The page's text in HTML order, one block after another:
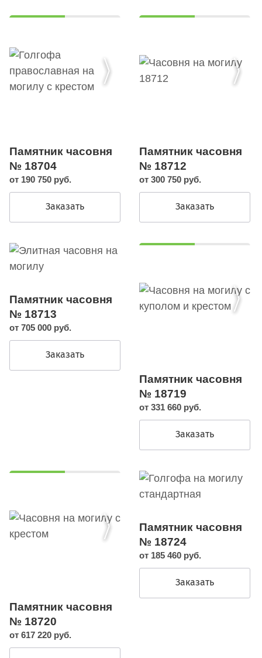
Памятник часовня
№ 18704
от 190 750 руб.
Заказать
Памятник часовня
№ 18712
от 300 750 руб.
Заказать
Памятник часовня
№ 18713
от 705 000 руб.
Заказать
Памятник часовня
№ 18719
от 331 660 руб.
Заказать
Памятник часовня
№ 18720
от 617 220 руб.
Памятник часовня
№ 18724
от 185 460 руб.
Заказать